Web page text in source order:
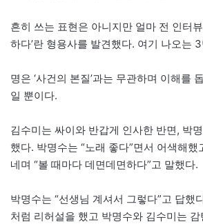
흔히 쓰는 표현은 아니지만 얼마 전 인터
하다’란 형용사를 발견했다. 여기 나오는
명은 ‘사건의 본질’과는 무관하며 이해를
일 뿐이다.
김수미는 싸이와 반갑게 인사한 반면, 박
했다. 박명수는 “노래 좋다”면서 어색해했
네며 “볼 때마다 데면데면하다”고 말했다.
박명수는 “선생님 계셔서 그렇다”고 답했
처럼 리허설을 했고 박명수와 김수미는